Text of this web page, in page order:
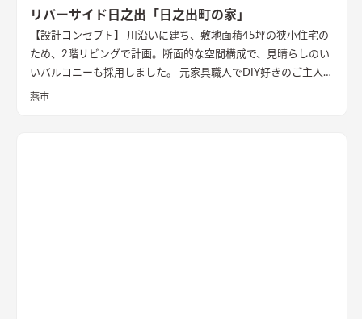
リバーサイド日之出「日之出町の家」
【設計コンセプト】 川沿いに建ち、敷地面積45坪の狭小住宅の
ため、2階リビングで計画。断面的な空間構成で、見晴らしのい
いバルコニーも採用しました。 元家具職人でDIY好きのご主人の
ため、内部でも作業ができるように広めの土間があります。 外
燕市